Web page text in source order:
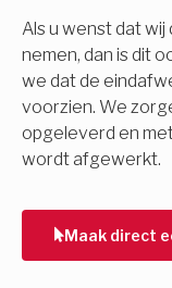
Als u wenst dat
nemen, dan is dit
we dat de
voorzien. We
opgeleverd en
wordt afgewerkt.
Maak direct